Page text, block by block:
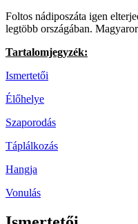
Foltos nádiposzáta igen
legtöbb országában.
Tartalomjegyzék:
Ismertetői
Élőhelye
Szaporodás
Táplálkozás
Hangja
Vonulás